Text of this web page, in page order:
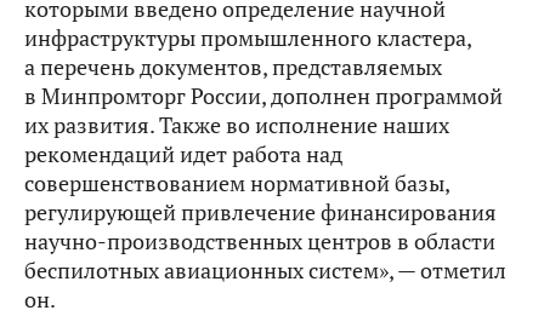
которыми введено определение научной
инфраструктуры промышленного кластера,
а перечень документов, представляемых
в Минпромторг России, дополнен программой
их развития. Также во исполнение наших
рекомендаций идет работа над
совершенствованием нормативной базы,
регулирующей привлечение финансирования
научно-производственных центров в области
беспилотных авиационных систем», — отметил
он.